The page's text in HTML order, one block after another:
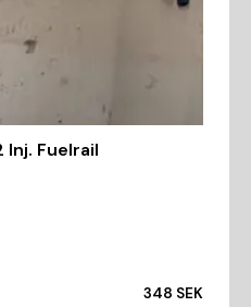
Fuelrail
348 SEK